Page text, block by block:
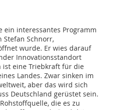
ein interessantes Programm
Stefan Schnorr,
wurde. Er wies darauf
Innovationsstandort
ist eine Triebkraft für die
Landes. Zwar sinken im
aber das wird sich
Deutschland gerüstet sein.
die es zu